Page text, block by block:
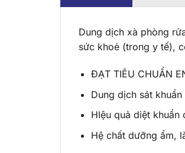
Dung dịch xà phòng
sức khoẻ (trong y tế),
ĐẠT TIÊU CHUẨN
Dung dịch sát
HIệu quả diệt
Hệ chất dưỡng ẩm,